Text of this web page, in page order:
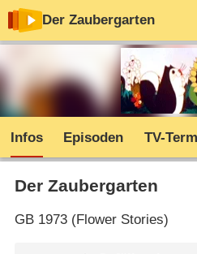
Der Zaubergarten
Infos Episoden TV-
Der Zaubergarten
GB1973 (Flower Stories)